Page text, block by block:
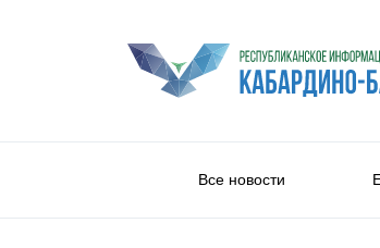
Все новости